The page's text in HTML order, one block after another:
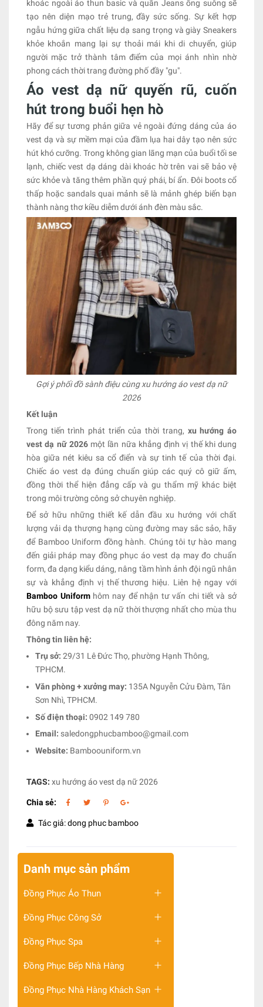
khoác ngoài áo thun basic và quần Jeans ống suông sẽ
tạo nên diện mạo trẻ trung, đầy sức sống. Sự kết hợp
ngẫu hứng giữa chất liệu dạ sang trọng và giày Sneakers
khỏe khoắn mang lại sự thoải mái khi di chuyển, giúp
người mặc trở thành tâm điểm của mọi ánh nhìn nhờ
phong cách thời trang đường phố đầy "gu".
Áo vest dạ nữ quyến rũ, cuốn
hút trong buổi hẹn hò
Hãy để sự tương phản giữa vẻ ngoài đứng dáng của áo
vest dạ và sự mềm mại của đầm lụa hai dây tạo nên sức
hút khó cưỡng. Trong không gian lãng mạn của buổi tối se
lạnh, chiếc vest dạ dáng dài khoác hờ trên vai sẽ bảo vệ
sức khỏe và tăng thêm phần quý phái, bí ẩn. Đôi boots cổ
thấp hoặc sandals quai mảnh sẽ là mảnh ghép biến bạn
thành nàng thơ kiều diễm dưới ánh đèn màu sắc.
Gợi ý phối đồ sành điệu cùng xu hướng áo vest dạ nữ
2026
Kết luận
Trong tiến trình phát triển của thời trang, xu hướng áo
vest dạ nữ 2026một lần nữa khẳng định vị thế khi dung
hòa giữa nét kiêu sa cổ điển và sự tinh tế của thời đại.
Chiếc áo vest dạ đúng chuẩn giúp các quý cô giữ ấm,
đồng thời thể hiện đẳng cấp và gu thẩm mỹ khác biệt
trong môi trường công sở chuyên nghiệp.
Để sở hữu những thiết kế dẫn đầu xu hướng với chất
lượng vải dạ thượng hạng cùng đường may sắc sảo, hãy
để Bamboo Uniform đồng hành. Chúng tôi tự hào mang
đến giải pháp may đồng phục áo vest dạ may đo chuẩn
form, đa dạng kiểu dáng, nâng tầm hình ảnh đội ngũ nhân
sự và khẳng định vị thế thương hiệu. Liên hệ ngay với
Bamboo Uniformhôm nay để nhận tư vấn chi tiết và sở
hữu bộ sưu tập vest dạ nữ thời thượng nhất cho mùa thu
đông năm nay.
Thông tin liên hệ:
Trụ sở: 29/31 Lê Đức Thọ, phường Hạnh Thông,
TPHCM.
Văn phòng + xưởng may: 135A Nguyễn Cửu Đàm, Tân
Sơn Nhì, TPHCM.
Số điện thoại: 0902 149 780
Email: saledongphucbamboo@gmail.com
Website: Bamboouniform.vn
TAGS: xu hướng áo vest dạ nữ 2026
Chia sẻ:
Tác giả: dong phuc bamboo
Danh mục sản phẩm
Đồng Phục Áo Thun
Đồng Phục Công Sở
Đồng Phục Spa
Đồng Phục Bếp Nhà Hàng
Đồng Phục Nhà Hàng Khách Sạn